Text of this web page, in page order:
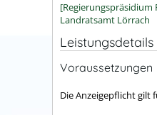
[Regierungspräsidium
Landratsamt Lörrach
Leistungsdetails
Voraussetzungen
Die Anzeigepflicht gilt